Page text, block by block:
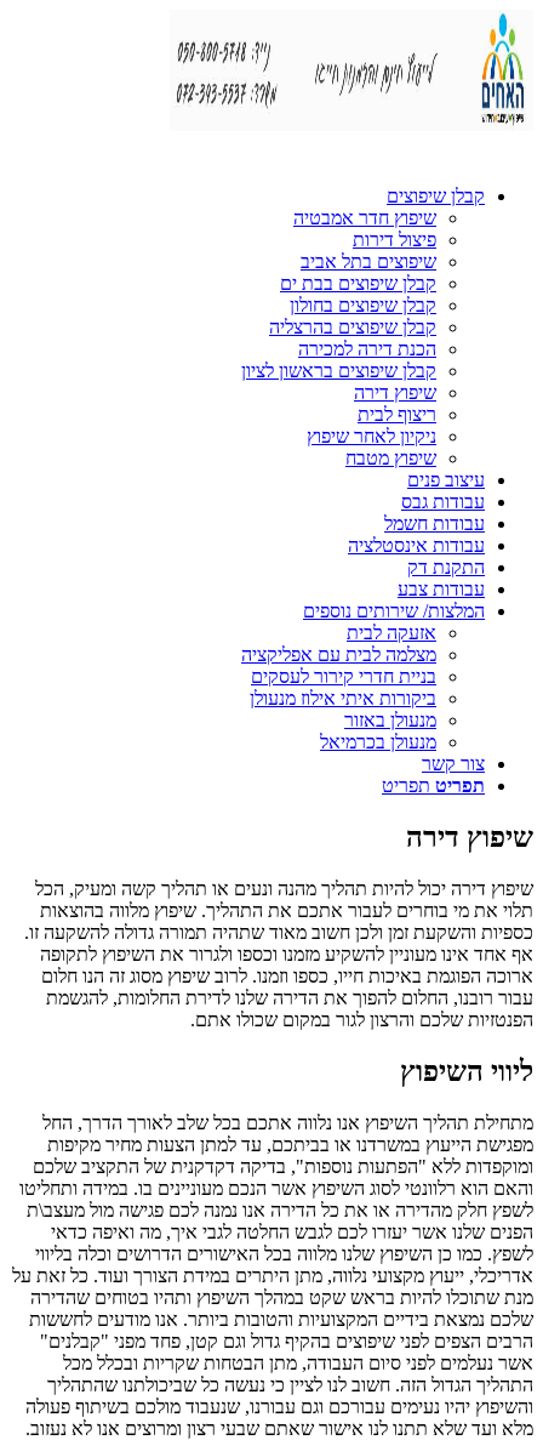
קבלן שיפוצים
שיפוץ חדר אמבטיה
פיצול דירות
שיפוצים בתל אביב
קבלן שיפוצים בבת ים
קבלן שיפוצים בחולון
קבלן שיפוצים בהרצליה
הכנת דירה למכירה
קבלן שיפוצים בראשון לציון
שיפוץ דירה
ריצוף לבית
ניקיון לאחר שיפוץ
שיפוץ מטבח
עיצוב פנים
עבודות גבס
עבודות חשמל
עבודות אינסטלציה
התקנת דק
עבודות צבע
המלצות/ שירותים נוספים
אזעקה לבית
מצלמה לבית עם אפליקציה
בניית חדרי קירור לעסקים
ביקורות איתי אילוז מנעולן
מנעולן באזור
מנעולן בכרמיאל
צור קשר
תפריט תפריט
שיפוץ דירה
שיפוץ דירה יכול להיות תהליך מהנה ונעים או תהליך קשה ומעיק, הכל
תלוי את מי בוחרים לעבור אתכם את התהליך. שיפוץ מלווה בהוצאות
כספיות והשקעת זמן ולכן חשוב מאוד שתהיה תמורה גדולה להשקעה זו.
אף אחד אינו מעוניין להשקיע מזמנו וכספו ולגרור את השיפוץ לתקופה
ארוכה הפוגמת באיכות חייו, כספו וזמנו. לרוב שיפוץ מסוג זה הנו חלום
עבור רובנו, החלום להפוך את הדירה שלנו לדירת החלומות, להגשמת
הפנטזיות שלכם והרצון לגור במקום שכולו אתם.
ליווי השיפוץ
מתחילת תהליך השיפוץ אנו נלווה אתכם בכל שלב לאורך הדרך, החל
מפגישת הייעוץ במשרדנו או בביתכם, עד למתן הצעות מחיר מקיפות
ומוקפדות ללא "הפתעות נוספות", בדיקה דקדקנית של התקציב שלכם
והאם הוא רלוונטי לסוג השיפוץ אשר הנכם מעוניינים בו. במידה ותחליטו
לשפץ חלק מהדירה או את כל הדירה אנו נמנה לכם פגישה מול מעצב\ת
הפנים שלנו אשר יעזרו לכם לגבש החלטה לגבי איך, מה ואיפה כדאי
לשפץ. כמו כן השיפוץ שלנו מלווה בכל האישורים הדרושים וכלה בליווי
אדריכלי, ייעוץ מקצועי נלווה, מתן היתרים במידת הצורך ועוד. כל זאת על
מנת שתוכלו להיות בראש שקט במהלך השיפוץ ותהיו בטוחים שהדירה
שלכם נמצאת בידיים המקצועיות והטובות ביותר. אנו מודעים לחששות
הרבים הצפים לפני שיפוצים בהקיף גדול וגם קטן, פחד מפני "קבלנים"
אשר נעלמים לפני סיום העבודה, מתן הבטחות שקריות ובכלל מכל
התהליך הגדול הזה. חשוב לנו לציין כי נעשה כל שביכולתנו שהתהליך
והשיפוץ יהיו נעימים עבורכם וגם עבורנו, שנעבוד מולכם בשיתוף פעולה
מלא ועד שלא תתנו לנו אישור שאתם שבעי רצון ומרוצים אנו לא נעזוב.